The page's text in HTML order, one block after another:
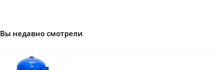
Вы недавно смотрели